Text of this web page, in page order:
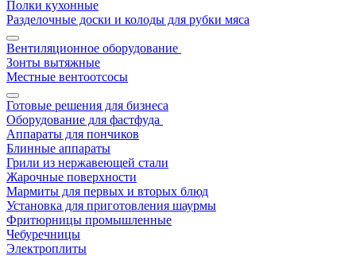
Полки кухонные
Разделочные доски и колоды для рубки мяса
Вентиляционное оборудование
Зонты вытяжные
Местные вентоотсосы
Готовые решения для бизнеса
Оборудование для фастфуда
Аппараты для пончиков
Блинные аппараты
Грили из нержавеющей стали
Жарочные поверхности
Мармиты для первых и вторых блюд
Установка для приготовления шаурмы
Фритюрницы промышленные
Чебуречницы
Электроплиты